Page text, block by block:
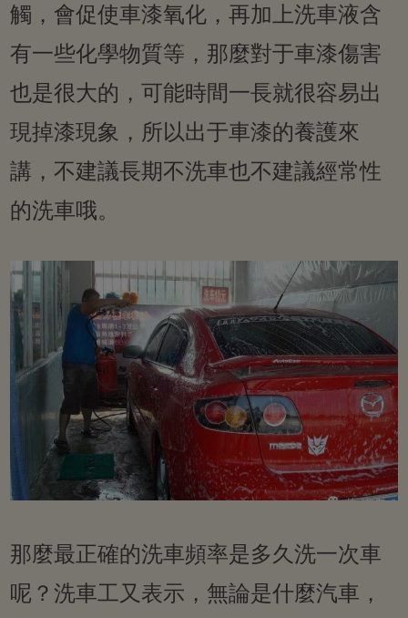
觸，會促使車漆氧化，再加上洗車液含
有一些化學物質等，那麼對于車漆傷害
也是很大的，可能時間一長就很容易出
現掉漆現象，所以出于車漆的養護來
講，不建議長期不洗車也不建議經常性
的洗車哦。
那麼最正確的洗車頻率是多久洗一次車
呢？洗車工又表示，無論是什麼汽車，